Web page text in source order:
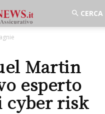
Martin
esperto
cyber risk